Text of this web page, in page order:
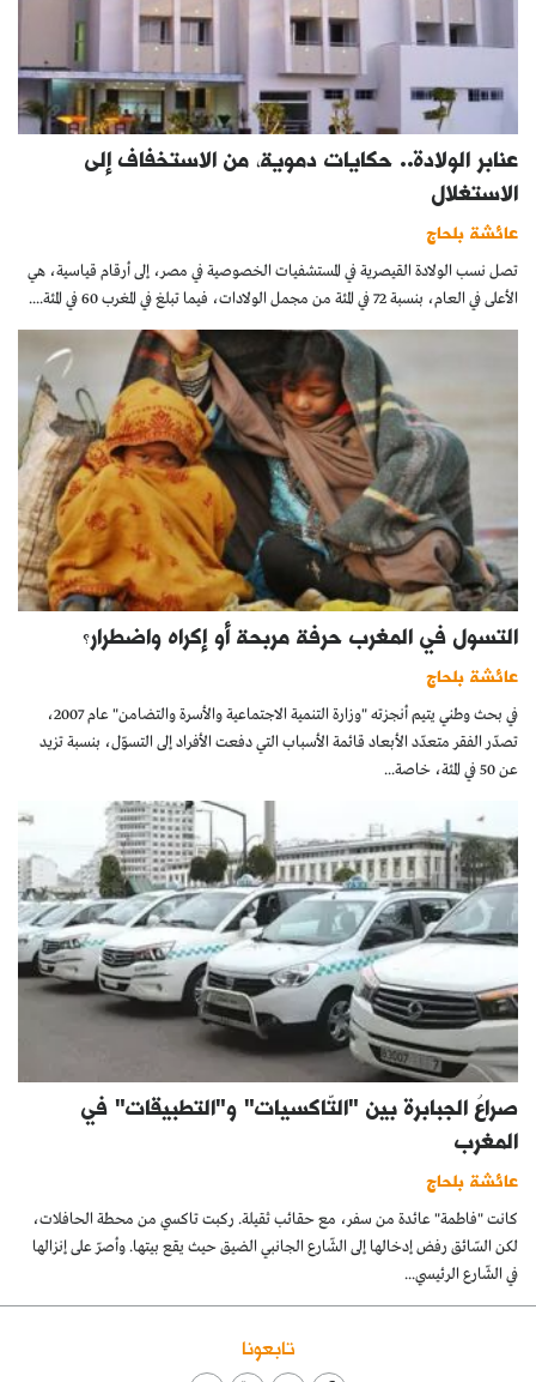
عنابر الولادة.. حكايات دموية، من الاستخفاف إلى
الاستغلال
عائشة بلحاج
تصل نسب الولادة القيصرية في المستشفيات الخصوصية في مصر، إلى أرقام قياسية، هي
الأعلى في العام، بنسبة 72 في المئة من مجمل الولادات، فيما تبلغ في المغرب 60 في المئة....
التسول في المغرب حرفة مربحة أو إكراه واضطرار؟
عائشة بلحاج
في بحث وطني يتيم أنجزته "وزارة التنمية الاجتماعية والأسرة والتضامن" عام 2007،
تصدّر الفقر متعدّد الأبعاد قائمة الأسباب التي دفعت الأفراد إلى التسوّل، بنسبة تزيد
عن 50 في المئة، خاصة...
صراعُ الجبابرة بين "التّاكسيات" و"التطبيقات" في
المغرب
عائشة بلحاج
كانت "فاطمة" عائدة من سفر، مع حقائب ثقيلة. ركبت تاكسي من محطة الحافلات،
لكن السّائق رفض إدخالها إلى الشّارع الجانبي الضيق حيث يقع بيتها. وأصرّ على إنزالها
في الشّارع الرئيسي...
تابعونا